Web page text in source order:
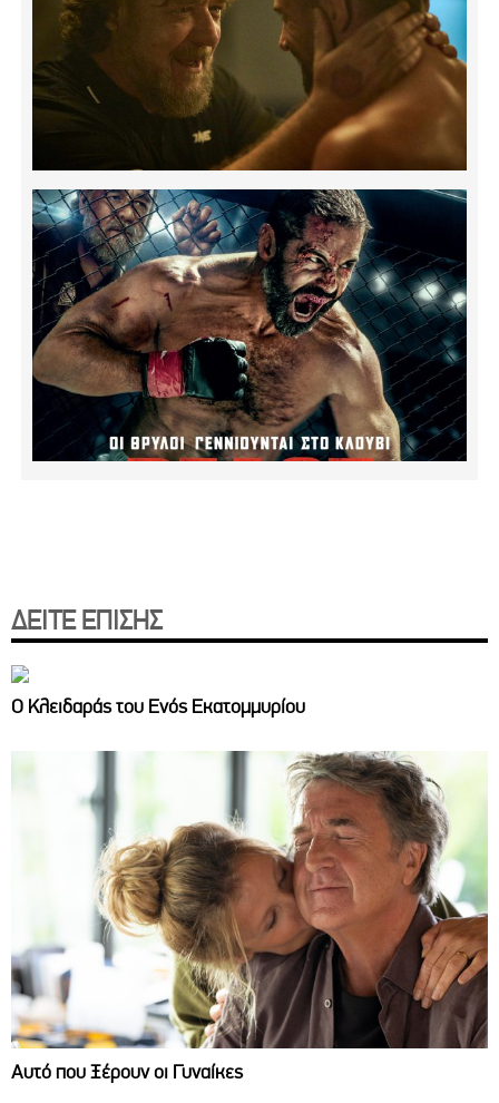
ΔΕΙΤΕ ΕΠΙΣΗΣ
Ο Κλειδαράς του Ενός Εκατομμυρίου
Αυτό που Ξέρουν οι Γυναίκες